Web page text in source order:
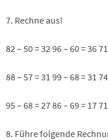
7. Rechne aus!
82 – 50 = 32 96 – 60 = 36
88 – 57 = 31 99 – 68 = 31
95 – 68 = 27 86 – 69 = 17
8. Führe folgende